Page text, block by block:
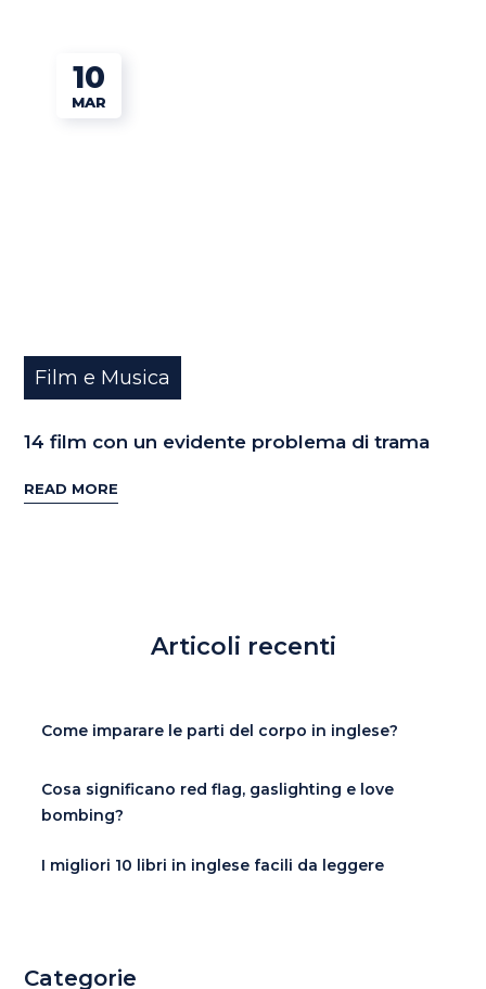
10
MAR
Film e Musica
14 film con un evidente problema di trama
READ MORE
Articoli recenti
Come imparare le parti del corpo in inglese?
Cosa significano red flag, gaslighting e love
bombing?
I migliori 10 libri in inglese facili da leggere
Categorie